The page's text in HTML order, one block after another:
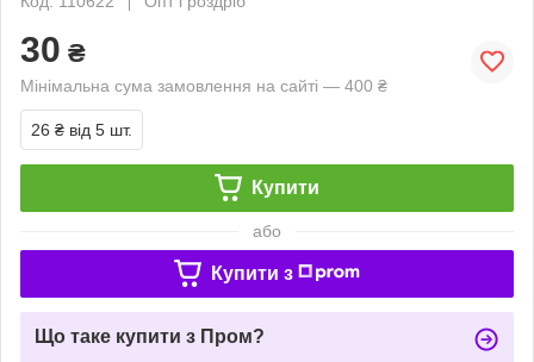
30 ₴
Мінімальна сума замовлення на сайті — 400 ₴
26 ₴ від 5 шт.
Купити
або
Купити з
Що таке купити з Пром?